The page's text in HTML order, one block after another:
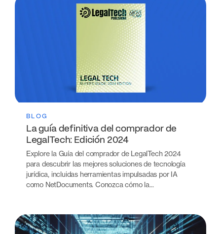
BLOG
La guía definitiva del comprador de
LegalTech: Edición 2024
Explore la Guía del comprador de LegalTech 2024
para descubrir las mejores soluciones de tecnología
jurídica, incluidas herramientas impulsadas por IA
como NetDocuments. Conozca cómo la...